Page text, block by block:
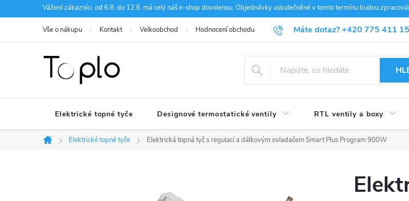
na
Vážení zákazníci, od 6.8. do 12.8. má celý náš e-shop dovolenou. Objednávky uskutečněné v tomto termínu budou
Máte dotaz?+420 775 411
Vše o nákupu Kontakt Velkoobchod Hodnocení obchodu Blog
Elektrické topné tyče Designové termostatické ventily RTL ventily a boxy
Domů
Elektrické topné tyče Elektrická topná tyč s regulací a dálkovým ovladačem Smart Plus Program 900W